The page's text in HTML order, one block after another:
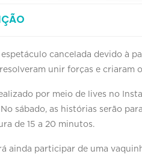
espetáculo cancelada devido à
unir forças e criaram
por meio de lives no
sábado, as histórias serão
de 15 a 20 minutos.
ainda participar de uma